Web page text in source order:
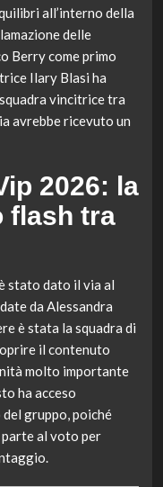
all’interno della
delle
Berry come primo
Ilary Blasi ha
vincitrice tra
avrebbe ricevuto un
2026: la
flash tra
stato dato il via al
da Alessandra
è stata la squadra di
il contenuto
molto importante
ha acceso
gruppo, poiché
parte al voto per